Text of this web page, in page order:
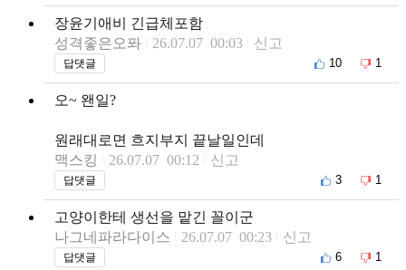
장윤기애비 긴급체포함
성격좋은오퐈
26.07.07 00:03 신고
답댓글 10 1
오~ 왠일?
원래대로면 흐지부지 끝날일인데
맥스킹
26.07.07 00:12 신고
답댓글 3 1
고양이한테 생선을 맡긴 꼴이군
나그네파라다이스
26.07.07 00:23 신고
답댓글 6 1